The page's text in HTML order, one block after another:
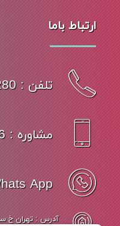
ارتباط باما
تلفن : 02166511280
مشاوره : 09127128876
App
آدرس : تهران خ